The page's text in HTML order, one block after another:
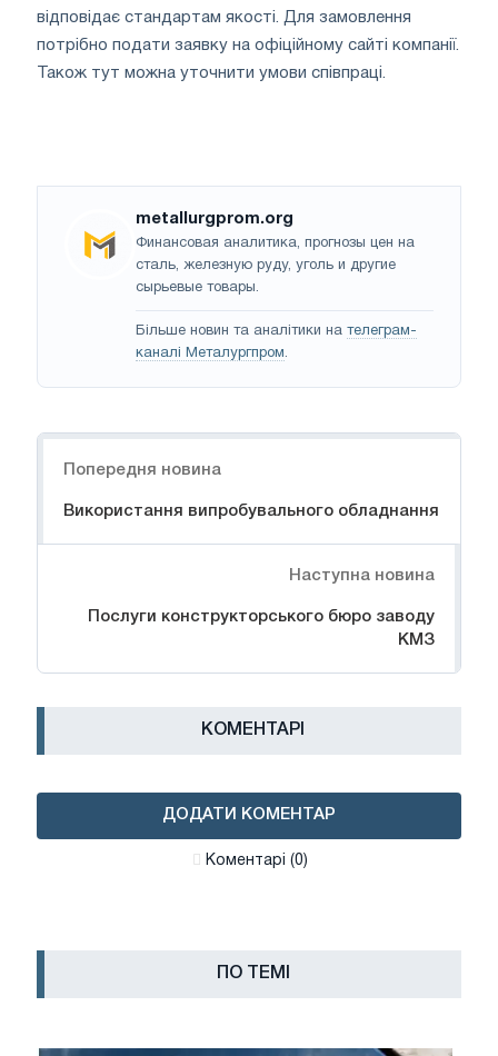
відповідає стандартам якості. Для замовлення
потрібно подати заявку на офіційному сайті компанії.
Також тут можна уточнити умови співпраці.
metallurgprom.org
Финансовая аналитика, прогнозы цен на
сталь, железную руду, уголь и другие
сырьевые товары.
Більше новин та аналітики на телеграм-
каналі Металургпром.
Попередня новина
Використання випробувального обладнання
Наступна новина
Послуги конструкторського бюро заводу
КМЗ
КОМЕНТАРІ
ДОДАТИ КОМЕНТАР
Коментарі (0)
ПО ТЕМІ